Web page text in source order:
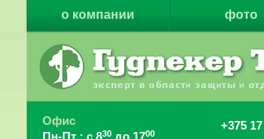
о компании фото
Офис
30 00
+375